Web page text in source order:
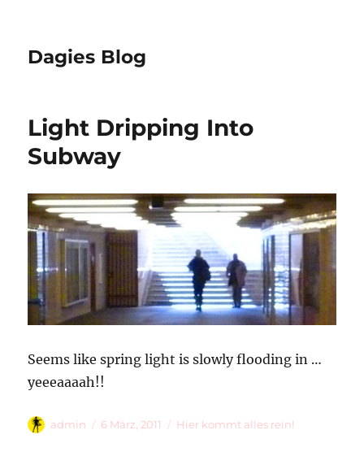
Dagies Blog
Light Dripping Into
Subway
Seems like spring light is slowly flooding in …
yeeeaaaah!!
Autor
admin
Veröffentlicht
6 März, 2011 Kategorien
Hier kommt alles rein!